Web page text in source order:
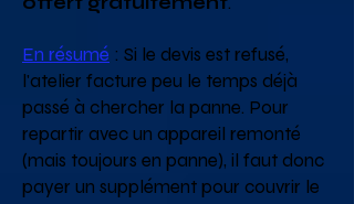
En résumé : Si le devis est refusé,
l'atelier facture peu le temps déjà
passé à chercher la panne. Pour
repartir avec un appareil remonté
(mais toujours en panne), il faut donc
payer un supplément pour couvrir le